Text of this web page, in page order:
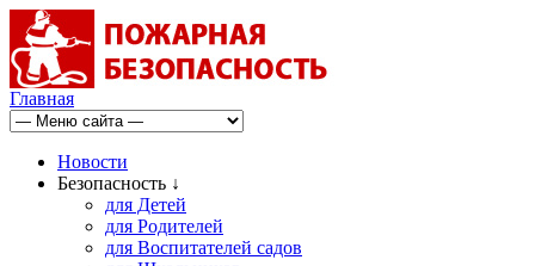
Главная
Новости
Безопасность ↓
для Детей
для Родителей
для Воспитателей садов